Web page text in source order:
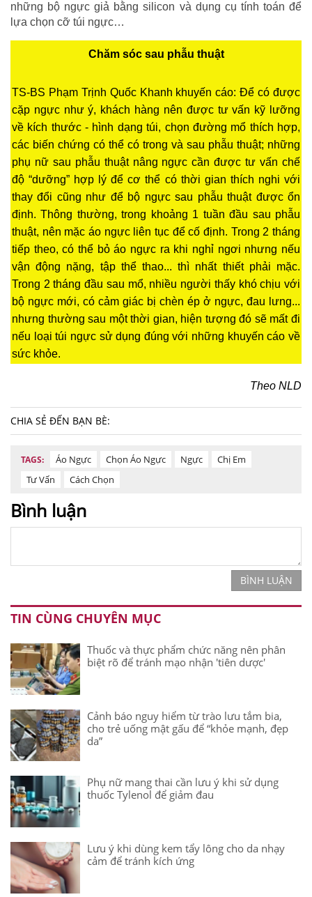
những bộ ngực giả bằng silicon và dụng cụ tính toán để
lựa chọn cỡ túi ngực…
Chăm sóc sau phẫu thuật
TS-BS Phạm Trịnh Quốc Khanh khuyến cáo: Để có được
cặp ngực như ý, khách hàng nên được tư vấn kỹ lưỡng
về kích thước - hình dạng túi, chọn đường mổ thích hợp,
các biến chứng có thể có trong và sau phẫu thuật; những
phụ nữ sau phẫu thuật nâng ngực cần được tư vấn chế
độ “dưỡng” hợp lý để cơ thể có thời gian thích nghi với
thay đổi cũng như để bộ ngực sau phẫu thuật được ổn
định. Thông thường, trong khoảng 1 tuần đầu sau phẫu
thuật, nên mặc áo ngực liên tục để cố định. Trong 2 tháng
tiếp theo, có thể bỏ áo ngực ra khi nghỉ ngơi nhưng nếu
vận động nặng, tập thể thao... thì nhất thiết phải mặc.
Trong 2 tháng đầu sau mổ, nhiều người thấy khó chịu với
bộ ngực mới, có cảm giác bị chèn ép ở ngực, đau lưng...
nhưng thường sau một thời gian, hiện tượng đó sẽ mất đi
nếu loại túi ngực sử dụng đúng với những khuyến cáo về
sức khỏe.
Theo NLD
CHIA SẺ ĐẾN BẠN BÈ:
TAGS: Áo Ngực Chọn Áo Ngực Ngực
Chị Em
Tư Vấn
Cách Chọn
Bình luận
BÌNH LUẬN
TIN CÙNG CHUYÊN MỤC
Thuốc và thực phẩm chức năng nên phân
biệt rõ để tránh mạo nhận 'tiên dược'
Cảnh báo nguy hiểm từ trào lưu tắm bia,
cho trẻ uống mật gấu để “khỏe mạnh, đẹp
da”
Phụ nữ mang thai cần lưu ý khi sử dụng
thuốc Tylenol để giảm đau
Lưu ý khi dùng kem tẩy lông cho da nhạy
cảm để tránh kích ứng